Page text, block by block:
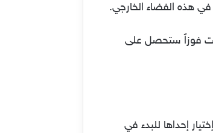
هذه الفضاء الخارجي.
فوزاً ستحصل على
وغيرها من الإصدارات يمكنك إختيار إحداها للبدء في